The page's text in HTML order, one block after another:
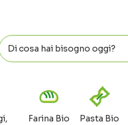
Farina Bio Pasta Bio